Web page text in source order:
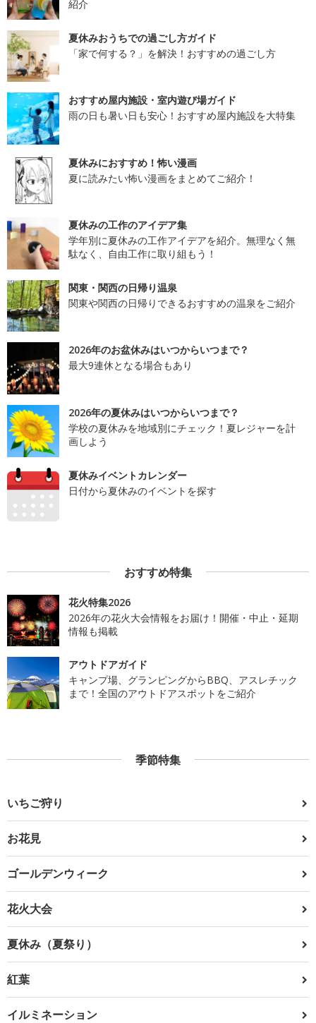
紹介
夏休みおうちでの過ごし方ガイド
「家で何する？」を解決！おすすめの過ごし方
おすすめ屋内施設・室内遊び場ガイド
雨の日も暑い日も安心！おすすめ屋内施設を大特集
夏休みにおすすめ！怖い漫画
夏に読みたい怖い漫画をまとめてご紹介！
夏休みの工作のアイデア集
学年別に夏休みの工作アイデアを紹介。無理なく無
駄なく、自由工作に取り組もう！
関東・関西の日帰り温泉
関東や関西の日帰りできるおすすめの温泉をご紹介
2026年のお盆休みはいつからいつまで？
最大9連休となる場合もあり
2026年の夏休みはいつからいつまで？
学校の夏休みを地域別にチェック！夏レジャーを計
画しよう
夏休みイベントカレンダー
日付から夏休みのイベントを探す
おすすめ特集
花火特集2026
2026年の花火大会情報をお届け！開催・中止・延期
情報も掲載
アウトドアガイド
キャンプ場、グランピングからBBQ、アスレチック
まで！全国のアウトドアスポットをご紹介
季節特集
いちご狩り
お花見
ゴールデンウィーク
花火大会
夏休み（夏祭り）
紅葉
イルミネーション